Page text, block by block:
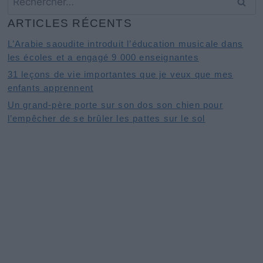
ARTICLES RÉCENTS
L’Arabie saoudite introduit l’éducation musicale dans
les écoles et a engagé 9 000 enseignantes
31 leçons de vie importantes que je veux que mes
enfants apprennent
Un grand-père porte sur son dos son chien pour
l’empêcher de se brûler les pattes sur le sol